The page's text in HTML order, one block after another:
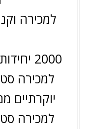
למכירה
2000 יחידות הכל אורגינל מותגים
למכירה
יוקרתיים
למכירה